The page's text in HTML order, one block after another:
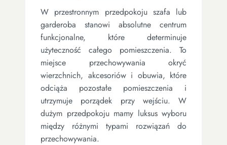
W przestronnym przedpokoju szafa lub
garderoba stanowi absolutne centrum
funkcjonalne, które determinuje
użyteczność całego pomieszczenia. To
miejsce przechowywania okryć
wierzchnich, akcesoriów i obuwia, które
odciąża pozostałe pomieszczenia i
utrzymuje porządek przy wejściu. W
dużym przedpokoju mamy luksus wyboru
między różnymi typami rozwiązań do
przechowywania.